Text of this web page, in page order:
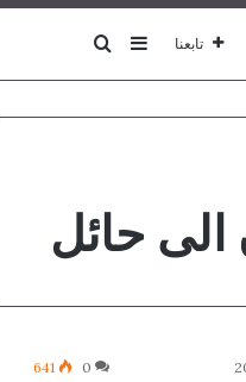
تابعنا إضافة عمود جانبي
بحث عن
حائل
0
641